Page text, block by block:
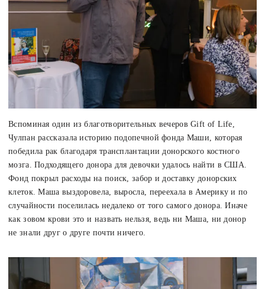
Вспоминая один из благотворительных вечеров Gift of Life,
Чулпан рассказала историю подопечной фонда Маши, которая
победила рак благодаря трансплантации донорского костного
мозга. Подходящего донора для девочки удалось найти в США.
Фонд покрыл расходы на поиск, забор и доставку донорских
клеток. Маша выздоровела, выросла, переехала в Америку и по
случайности поселилась недалеко от того самого донора. Иначе
как зовом крови это и назвать нельзя, ведь ни Маша, ни донор
не знали друг о друге почти ничего.